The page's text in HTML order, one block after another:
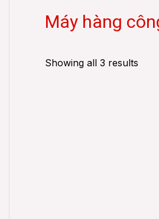
Máy phay ngang CNC
Máy Doa Boring and Milling
Máy hàng
Showing all 3 results